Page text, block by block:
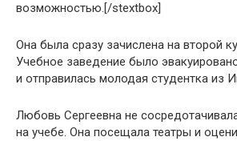
возможностью.[/stextbox]
Она была сразу зачислена на второй
Учебное заведение было
и отправилась молодая студентка из
Любовь Сергеевна не
на учебе. Она посещала театры и